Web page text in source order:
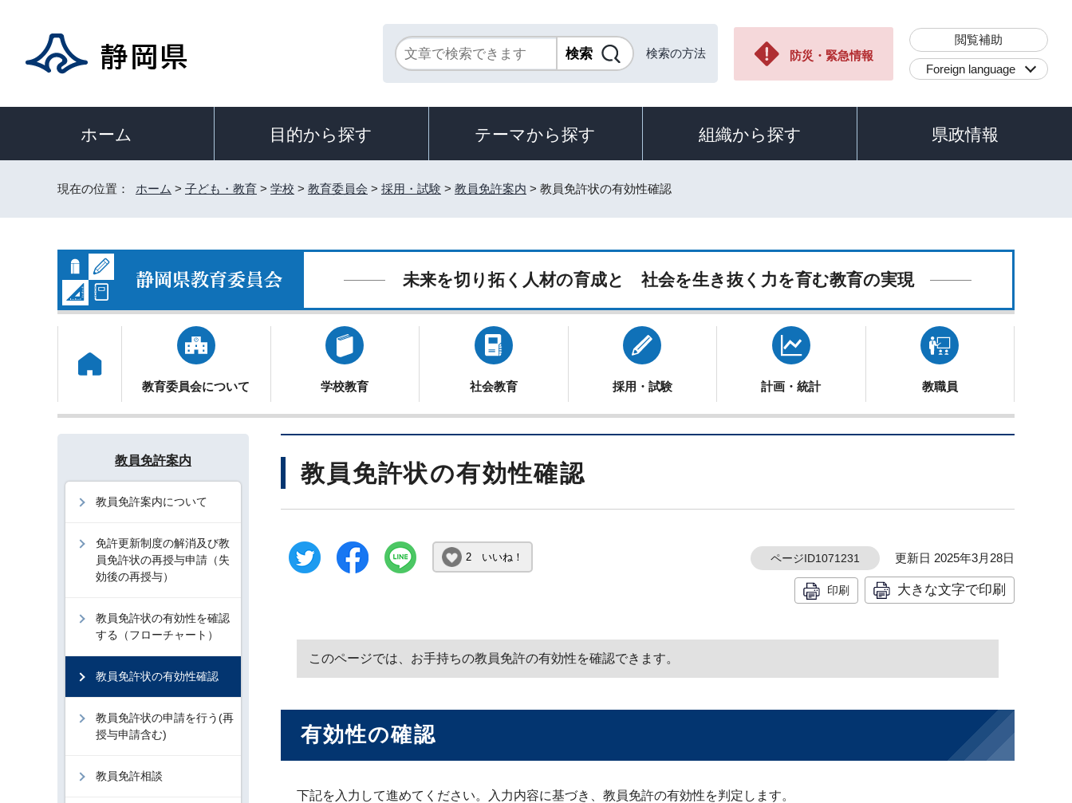
検索の方法 防災・緊急情報
閲覧補助
Foreign language
ホーム 目的から探す テーマから探す 組織から探す 県政情報
現在の位置： ホーム > 子ども・教育 > 学校 > 教育委員会 > 採用・試験 > 教員免許案内 > 教員免許状の有効性確認
未来を切り拓く人材の育成と 社会を生き抜く力を育む教育の実現
教育委員会について 学校教育 社会教育 採用・試験 計画・統計 教職員
教員免許状の有効性確認
2 いいね！ ページID1071231 更新日 2025年3月28日
印刷 大きな文字で印刷
このページでは、お手持ちの教員免許の有効性を確認できます。
有効性の確認
下記を入力して進めてください。入力内容に基づき、教員免許の有効性を判定します。
教員免許案内
教員免許案内について
免許更新制度の解消及び教
員免許状の再授与申請（失
効後の再授与）
教員免許状の有効性を確認
する（フローチャート）
教員免許状の有効性確認
教員免許状の申請を行う(再
授与申請含む)
教員免許相談